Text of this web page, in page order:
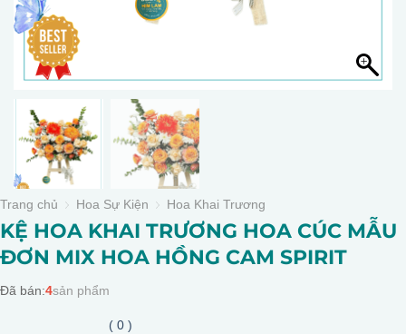
Trang chủ Hoa Sự Kiện Hoa Khai Trương
KỆ HOA KHAI TRƯƠNG HOA CÚC MẪU
ĐƠN MIX HOA HỒNG CAM SPIRIT
Đã bán:4sản phẩm
( 0 )